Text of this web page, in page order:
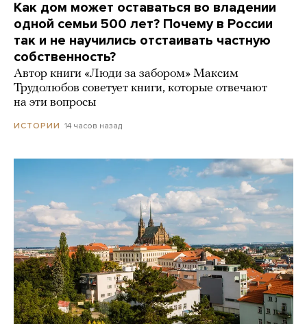
Как дом может оставаться во владении
одной семьи 500 лет? Почему в России
так и не научились отстаивать частную
собственность?
Автор книги «Люди за забором» Максим
Трудолюбов советует книги, которые отвечают
на эти вопросы
ИСТОРИИ 14 часов назад